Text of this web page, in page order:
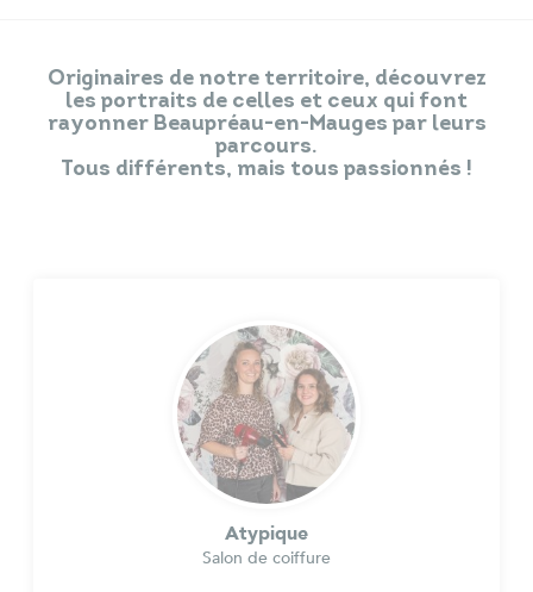
Originaires de notre territoire, découvrez
les portraits de celles et ceux qui font
rayonner Beaupréau-en-Mauges par leurs
parcours.
Tous différents, mais tous passionnés !
Atypique
Salon de coiffure
Annuaires